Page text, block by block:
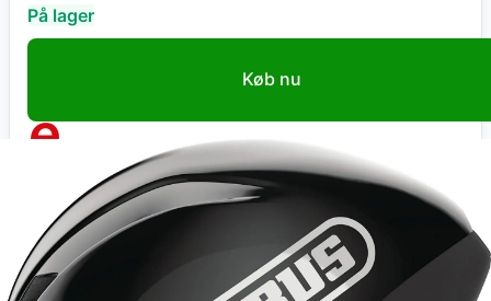
På lager
Køb nu
Cykelexperten.dk
Abus GameChanger TT 1.1 - Shiny Black
3.699kr
+ 39 kr fragt
Total: